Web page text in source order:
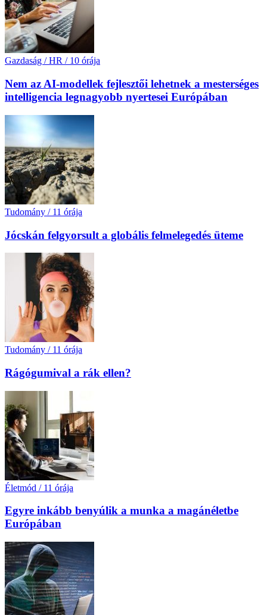
Gazdaság / HR / 10 órája
Nem az AI-modellek fejlesztői lehetnek a mesterséges
intelligencia legnagyobb nyertesei Európában
Tudomány / 11 órája
Jócskán felgyorsult a globális felmelegedés üteme
Tudomány / 11 órája
Rágógumival a rák ellen?
Életmód / 11 órája
Egyre inkább benyúlik a munka a magánéletbe
Európában